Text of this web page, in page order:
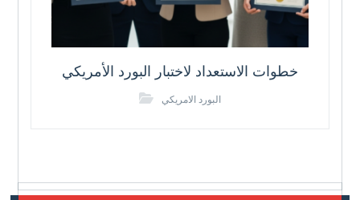
خطوات الاستعداد لاختبار البورد الأمريكي
البورد الامريكي